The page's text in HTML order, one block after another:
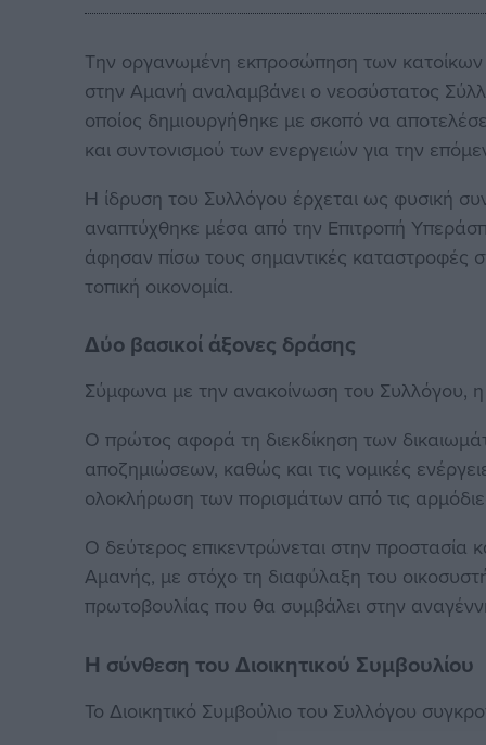
Την οργανωμένη εκπροσώπηση των κατοίκων
στην Αμανή αναλαμβάνει ο νεοσύστατος
οποίος δημιουργήθηκε με σκοπό να
και συντονισμού των ενεργειών για την
Η ίδρυση του Συλλόγου έρχεται ως φυσική
αναπτύχθηκε μέσα από την Επιτροπή
άφησαν πίσω τους σημαντικές καταστροφές
τοπική οικονομία.
Δύο βασικοί άξονες δράσης
Σύμφωνα με την ανακοίνωση του Συλλόγου,
Ο πρώτος αφορά τη διεκδίκηση των
αποζημιώσεων, καθώς και τις νομικές
ολοκλήρωση των πορισμάτων από τις
Ο δεύτερος επικεντρώνεται στην προστασία
Αμανής, με στόχο τη διαφύλαξη του
πρωτοβουλίας που θα συμβάλει στην
Η σύνθεση του Διοικητικού Συμβουλίου
Το Διοικητικό Συμβούλιο του Συλλόγου